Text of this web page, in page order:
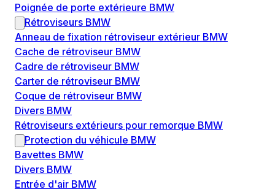
Poignée de porte extérieure BMW
Rétroviseurs BMW
Anneau de fixation rétroviseur extérieur BMW
Cache de rétroviseur BMW
Cadre de rétroviseur BMW
Carter de rétroviseur BMW
Coque de rétroviseur BMW
Divers BMW
Rétroviseurs extérieurs pour remorque BMW
Protection du véhicule BMW
Bavettes BMW
Divers BMW
Entrée d'air BMW